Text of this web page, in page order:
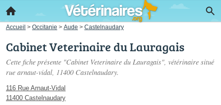
Accueil > Occitanie > Aude > Castelnaudary
Cabinet Veterinaire du Lauragais
Cette fiche présente "Cabinet Veterinaire du Lauragais", vétérinaire situé
rue arnaut-vidal, 11400 Castelnaudary.
116 Rue Arnaut-Vidal
11400 Castelnaudary